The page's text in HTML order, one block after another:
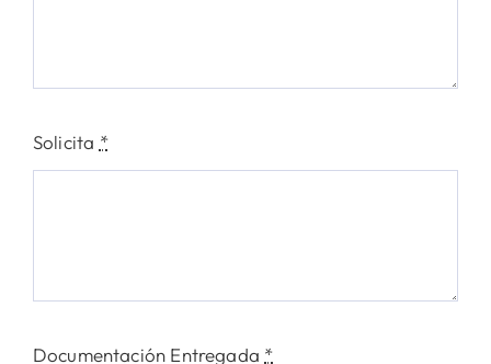
Solicita *
Documentación Entregada *